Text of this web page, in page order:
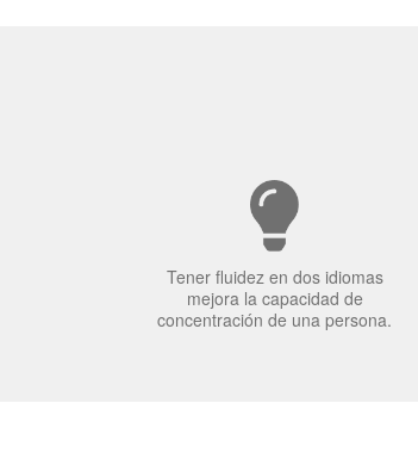
Tener fluidez en dos idiomas
mejora la capacidad de
concentración de una persona.